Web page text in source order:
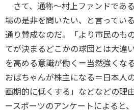
さて、通称〜村上ファンドであ
場の是非を問いたい、と言ってい
通り賛成なのだ。「より市民のも
てが決まるどこかの球団とは大違
を高める意識が働く＝当然強くな
おばちゃんが株主になる＝日本人
画期的に低くする」などなどの理
ースポーツのアンケートによると